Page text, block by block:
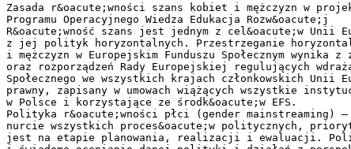
Zasada r&oacute;wności szans kobiet i mężczyzn w
Programu Operacyjnego Wiedza Edukacja Rozw&oacute;j
R&oacute;wność szans jest jednym z cel&oacute;w Unii
z jej polityk horyzontalnych. Przestrzeganie
i mężczyzn w Europejskim Funduszu Społecznym wynika
oraz rozporządzeń Rady Europejskiej regulujących
Społecznego we wszystkich krajach członkowskich
prawny, zapisany w umowach wiążących wszystkie
w Polsce i korzystające ze środk&oacute;w EFS.
Polityka r&oacute;wności płci (gender mainstreaming) –
nurcie wszystkich proces&oacute;w politycznych,
jest na etapie planowania, realizacji i ewaluacji.